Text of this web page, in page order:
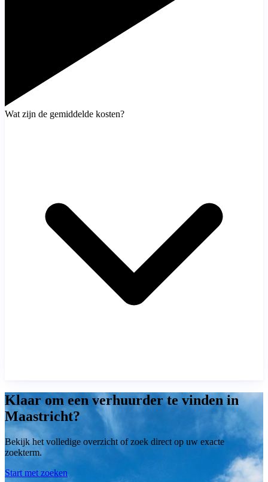
Wat zijn de gemiddelde kosten?
Klaar om een verhuurder te vinden in
Maastricht?
Bekijk het volledige overzicht of zoek direct op uw exacte
zoekterm.
Start met zoeken